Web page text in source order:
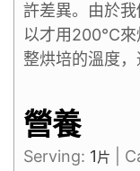
許差異。由於
以才用200°C
整烘培的溫度，
營養
Serving: 1片